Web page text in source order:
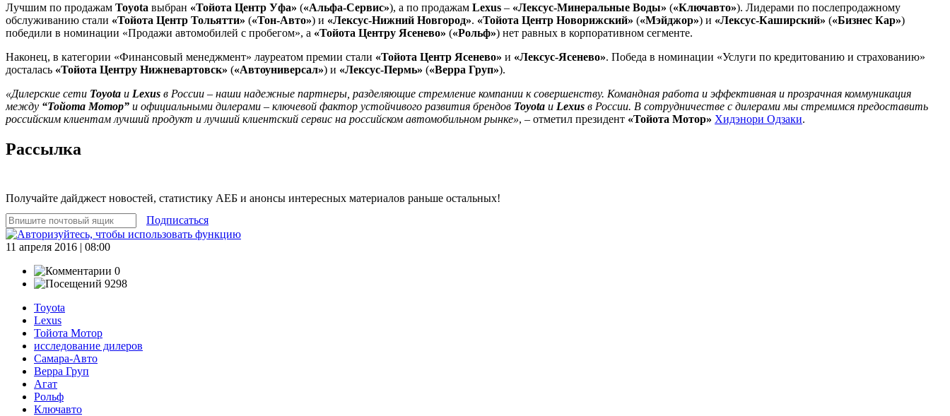
Лучшим по продажам Toyota выбран «Тойота Центр Уфа» («Альфа-Сервис»), а по продажам Lexus – «Лексус-Минеральные Воды» («Ключавто»). Лидерами по послепродажному
обслуживанию стали «Тойота Центр Тольятти» («Тон-Авто») и «Лексус-Нижний Новгород». «Тойота Центр Новорижский» («Мэйджор») и «Лексус-Каширский» («Бизнес Кар»)
победили в номинации «Продажи автомобилей с пробегом», а «Тойота Центру Ясенево» («Рольф») нет равных в корпоративном сегменте.
Наконец, в категории «Финансовый менеджмент» лауреатом премии стали «Тойота Центр Ясенево» и «Лексус-Ясенево». Победа в номинации «Услуги по кредитованию и страхованию»
досталась «Тойота Центру Нижневартовск» («Автоуниверсал») и «Лексус-Пермь» («Верра Груп»).
«Дилерские сети Toyota и Lexus в России – наши надежные партнеры, разделяющие стремление компании к совершенству. Командная работа и эффективная и прозрачная коммуникация
между “Тойота Мотор” и официальными дилерами – ключевой фактор устойчивого развития брендов Toyota и Lexus в России. В сотрудничестве с дилерами мы стремимся предоставить
российским клиентам лучший продукт и лучший клиентский сервис на российском автомобильном рынке», – отметил президент «Тойота Мотор» Хидэнори Одзаки.
Рассылка
Получайте дайджест новостей, статистику АЕБ и анонсы интересных материалов раньше остальных!
Подписаться
11 апреля 2016 | 08:00
0
9298
Toyota
Lexus
Тойота Мотор
исследование дилеров
Самара-Авто
Верра Груп
Агат
Рольф
Ключавто